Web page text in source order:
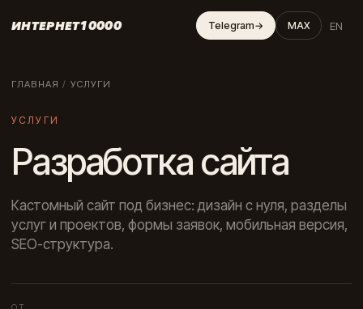
ИНТЕРНЕТ10000 Telegram→ MAX EN
ГЛАВНАЯ / УСЛУГИ
УСЛУГИ
Разработка сайта
Кастомный сайт под бизнес: дизайн с нуля, разделы
услуг и проектов, формы заявок, мобильная версия,
SEO-структура.